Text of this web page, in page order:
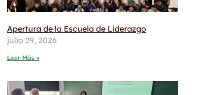
Apertura de la Escuela de Liderazgo
julio 29, 2026
Leer Más »